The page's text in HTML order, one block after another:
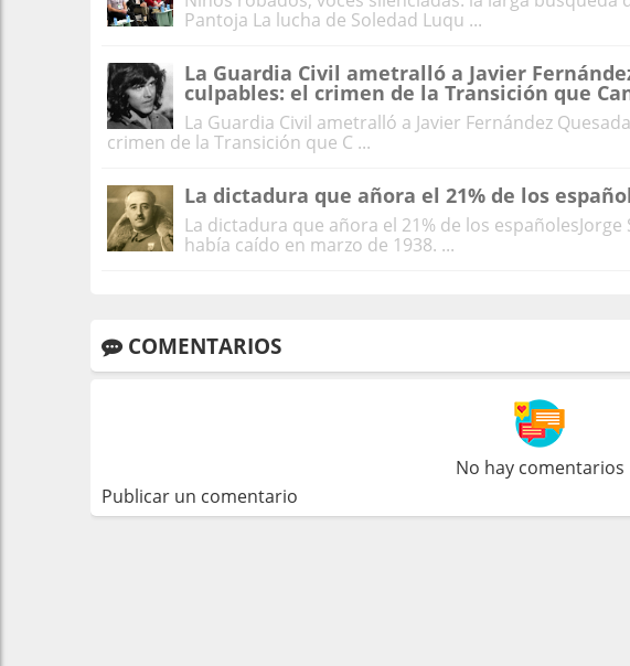
Pantoja La lucha de Soledad Luqu ...
La Guardia Civil ametralló a Javier
culpables: el crimen de la Transición que
La Guardia Civil ametralló a Javier Fernández
crimen de la Transición que C ...
La dictadura que añora el 21% de los
La dictadura que añora el 21% de los
había caído en marzo de 1938. ...
COMENTARIOS
No hay comentarios
Publicar un comentario